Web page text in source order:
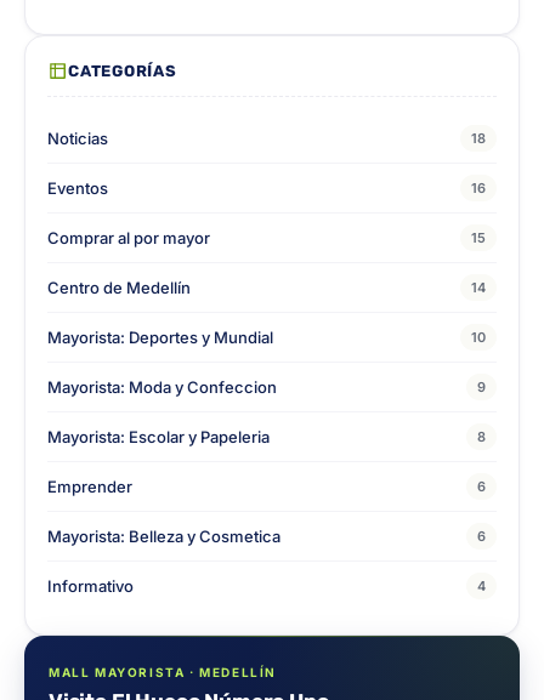
CATEGORÍAS
Noticias 18
Eventos 16
Comprar al por mayor 15
Centro de Medellín 14
Mayorista: Deportes y Mundial 10
Mayorista: Moda y Confeccion 9
Mayorista: Escolar y Papeleria 8
Emprender 6
Mayorista: Belleza y Cosmetica 6
Informativo 4
MALL MAYORISTA · MEDELLÍN